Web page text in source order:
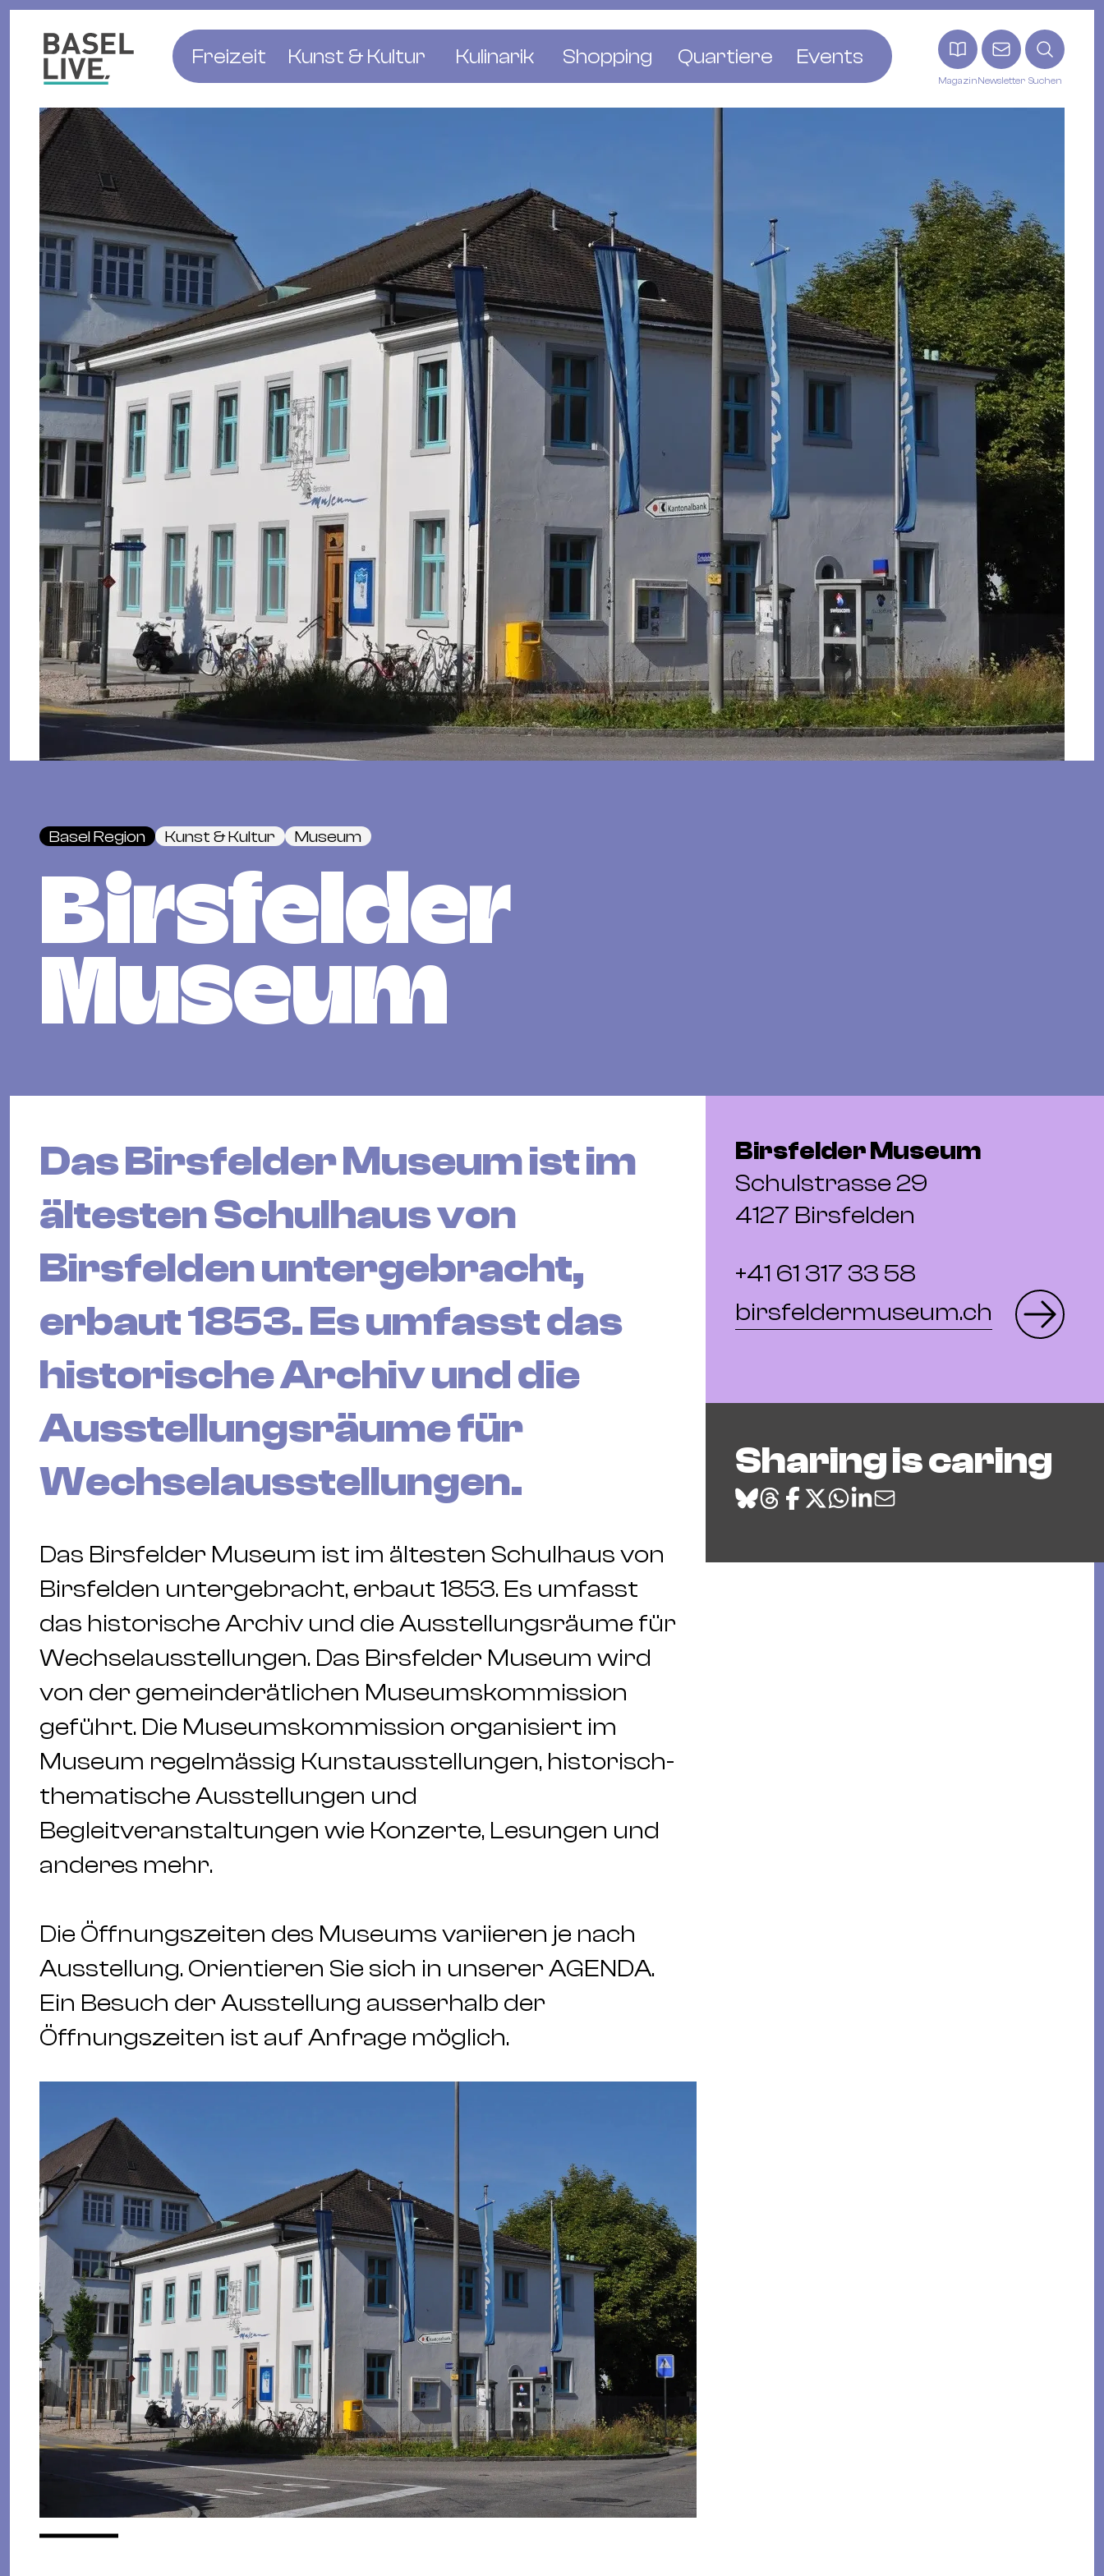
MagazinNewsletter Suchen
Freizeit
Musik & Konzerte
Kino & Film
Hotels
Natur & Parks
Kunst & Kultur
Museen
Literatur & Bücher
Kulinarik
Restaurants
Bäckereien & Konditoreien
Shopping
Mode & Kleider
Schmuck & Uhren
Blumen & Pflanzen
Quartiere
Altstadt
St. Johann
Wettstein
Events
Basel Region Kunst & Kultur Museum
Birsfelder
Museum
Das Birsfelder Museum ist im
ältesten Schulhaus von
Birsfelden untergebracht,
erbaut 1853. Es umfasst das
historische Archiv und die
Ausstellungsräume für
Wechselausstellungen.
Das Birsfelder Museum ist im ältesten Schulhaus von
Birsfelden untergebracht, erbaut 1853. Es umfasst
das historische Archiv und die Ausstellungsräume für
Wechselausstellungen. Das Birsfelder Museum wird
von der gemeinderätlichen Museumskommission
geführt. Die Museumskommission organisiert im
Museum regelmässig Kunstausstellungen, historisch-
thematische Ausstellungen und
Begleitveranstaltungen wie Konzerte, Lesungen und
anderes mehr.
Die Öffnungszeiten des Museums variieren je nach
Ausstellung. Orientieren Sie sich in unserer AGENDA.
Ein Besuch der Ausstellung ausserhalb der
Öffnungszeiten ist auf Anfrage möglich.
Birsfelder Museum
Schulstrasse 29
4127 Birsfelden
+41 61 317 33 58
birsfeldermuseum.ch
Sharing is caring